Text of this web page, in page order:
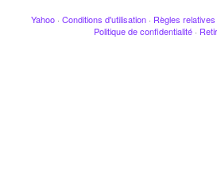
Yahoo · Conditions d'utilisation · Règles
Politique de confidentialité ·